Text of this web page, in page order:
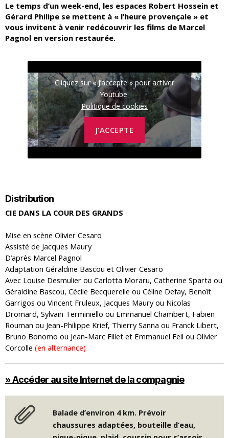
Le temps d’un week-end, les espaces Robert Hossein et
Gérard Philipe se mettent à « l’heure provençale » et
vous invitent à venir redécouvrir les films de Marcel
Pagnol en version restaurée.
Cliquez sur « J’accepte » pour activer
Youtube
Politique de cookies
J’ACCEPTE
Distribution
CIE DANS LA COUR DES GRANDS
Mise en scène Olivier Cesaro
Assisté de Jacques Maury
D’après Marcel Pagnol
Adaptation Géraldine Bascou et Olivier Cesaro
Avec Louise Desmulier ou Carlotta Moraru, Catherine Sparta ou
Géraldine Bascou, Cécile Becquerelle ou Céline Defay, Benoît
Garrigos ou Vincent Fruleux, Jacques Maury ou Nicolas
Dromard, Sylvain Terminiello ou Emmanuel Chambert, Fabien
Rouman ou Jean-Philippe Krief, Thierry Sanna ou Franck Libert,
Bruno Bonomo ou Jean-Marc Fillet et Emmanuel Fell ou Olivier
Corcolle (en alternance)
» Accéder au site Internet de la compagnie
Balade d’environ 4 km. Prévoir
chaussures adaptées, bouteille d’eau,